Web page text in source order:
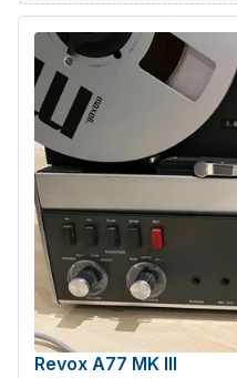
Revox A77 MK III